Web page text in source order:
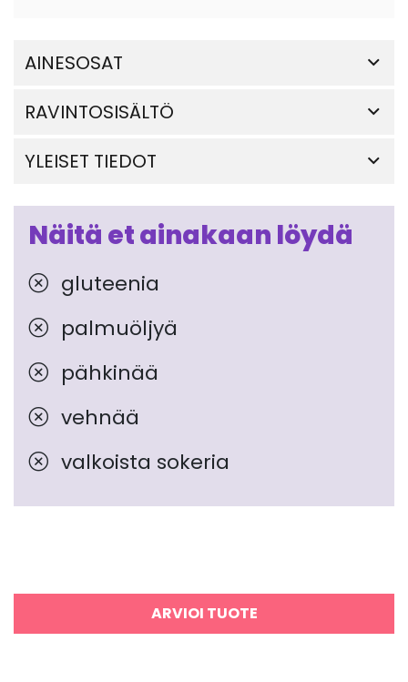
AINESOSAT
RAVINTOSISÄLTÖ
YLEISET TIEDOT
Näitä et ainakaan löydä
gluteenia
palmuöljyä
pähkinää
vehnää
valkoista sokeria
ARVIOI TUOTE